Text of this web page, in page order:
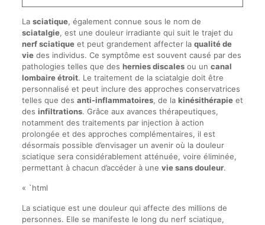
La sciatique, également connue sous le nom de
sciatalgie, est une douleur irradiante qui suit le trajet du
nerf sciatiqueet peut grandement affecter la qualité de
viedes individus. Ce symptôme est souvent causé par des
pathologies telles que des hernies discalesou un canal
lombaire étroit. Le traitement de la sciatalgie doit être
personnalisé et peut inclure des approches conservatrices
telles que des anti-inflammatoires, de la kinésithérapieet
des infiltrations. Grâce aux avances thérapeutiques,
notamment des traitements par injection à action
prolongée et des approches complémentaires, il est
désormais possible d’envisager un avenir où la douleur
sciatique sera considérablement atténuée, voire éliminée,
permettant à chacun d’accéder à une vie sans douleur.
« `html
La sciatique est une douleur qui affecte des millions de
personnes. Elle se manifeste le long du nerf sciatique,